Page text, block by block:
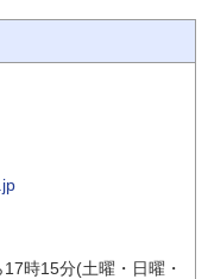
時15分(土曜・日曜・